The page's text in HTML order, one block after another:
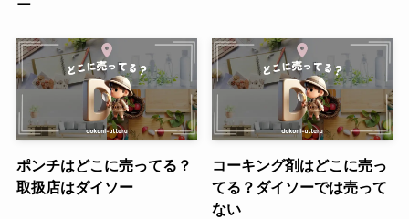
ー
ポンチはどこに売ってる？
取扱店はダイソー
コーキング剤はどこに売っ
てる？ダイソーでは売って
ない